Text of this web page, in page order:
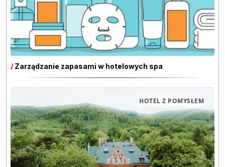
/ Zarządzanie zapasami w hotelowych spa
HOTEL Z POMYSŁEM